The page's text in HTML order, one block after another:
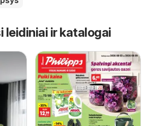
leidiniai ir katalogai